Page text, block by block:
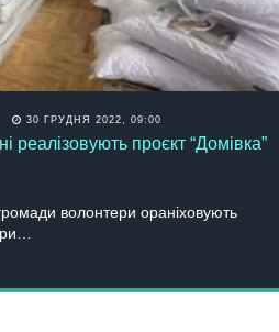
30 ГРУДНЯ 2022, 09:00
реалізовують проєкт “Домівка”
волонтери ораніховують